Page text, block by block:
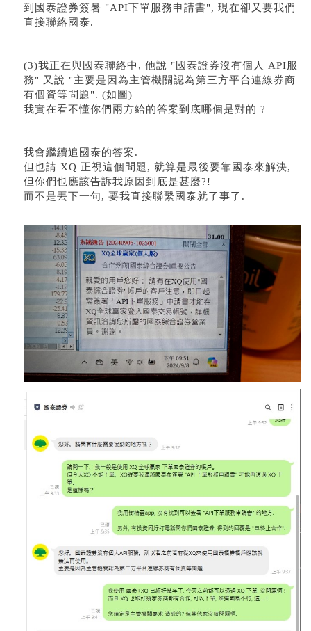
到國泰證券簽暑 "API下單服務申請書", 現在卻又要我們
直接聯絡國泰.
(3)我正在與國泰聯絡中, 他說 "國泰證券沒有個人 API服
務" 又說 "主要是因為主管機關認為第三方平台連線券商
有個資等問題". (如圖)
我實在看不懂你們兩方給的答案到底哪個是對的 ?
我會繼續追國泰的答案.
但也請 XQ 正視這個問題, 就算是最後要靠國泰來解決,
但你們也應該告訴我原因到底是甚麼?!
而不是丟下一句, 要我直接聯繫國泰就了事了.